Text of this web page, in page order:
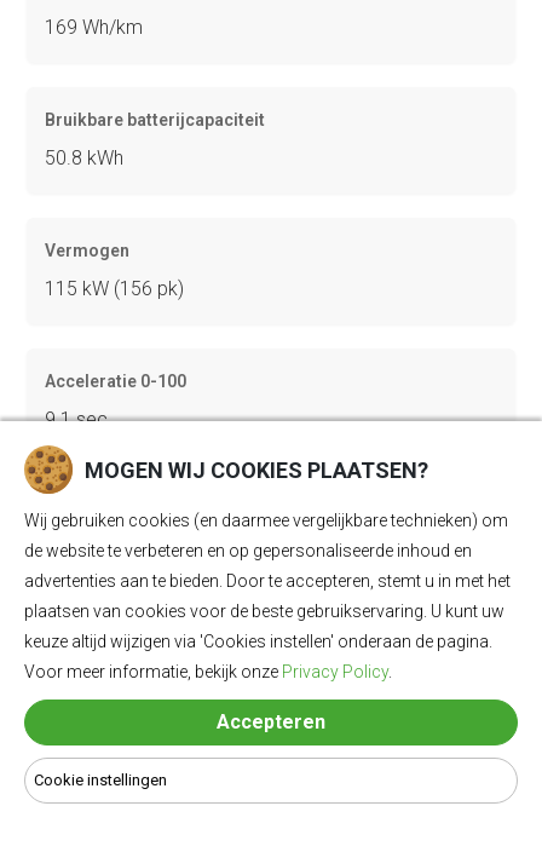
169 Wh/km
Bruikbare batterijcapaciteit
50.8 kWh
Vermogen
115 kW (156 pk)
Acceleratie 0-100
9.1 sec
Topsnelheid
150 km/u
Gewicht
1623 kg
Bagageruimte
434 Ll
MOGEN WIJ COOKIES PLAATSEN?
Wij gebruiken cookies (en daarmee vergelijkbare technieken) om
de website te verbeteren en op gepersonaliseerde inhoud en
advertenties aan te bieden. Door te accepteren, stemt u in met het
plaatsen van cookies voor de beste gebruikservaring. U kunt uw
keuze altijd wijzigen via 'Cookies instellen' onderaan de pagina.
Voor meer informatie, bekijk onze Privacy Policy.
Accepteren
Cookie instellingen